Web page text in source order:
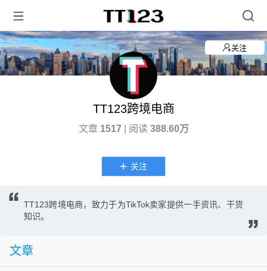
关注
TT123跨境电商
文章 1517| 阅读 388.60万
关注
TT123跨境电商，致力于为TikTok卖家提供一手资讯、干货
知识。
文章